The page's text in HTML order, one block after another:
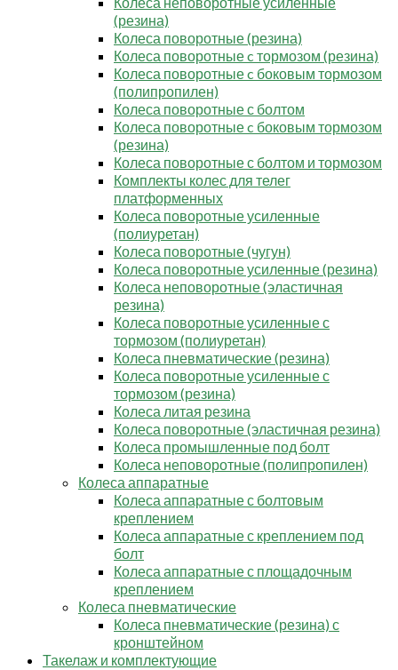
(резина)
Колеса поворотные (резина)
Колеса поворотные c тормозом (резина)
Колеса поворотные c боковым тормозом
(полипропилен)
Колеса поворотные с болтом
Колеса поворотные c боковым тормозом
(резина)
Колеса поворотные с болтом и тормозом
Комплекты колес для телег
платформенных
Колеса поворотные усиленные
(полиуретан)
Колеса поворотные (чугун)
Колеса поворотные усиленные (резина)
Колеса неповоротные (эластичная
резина)
Колеса поворотные усиленные с
тормозом (полиуретан)
Колеса пневматические (резина)
Колеса поворотные усиленные с
тормозом (резина)
Колеса литая резина
Колеса поворотные (эластичная резина)
Колеса промышленные под болт
Колеса неповоротные (полипропилен)
Колеса аппаратные
Колеса аппаратные с болтовым
креплением
Колеса аппаратные с креплением под
болт
Колеса аппаратные с площадочным
креплением
Колеса пневматические
Колеса пневматические (резина) с
кронштейном
Такелаж и комплектующие